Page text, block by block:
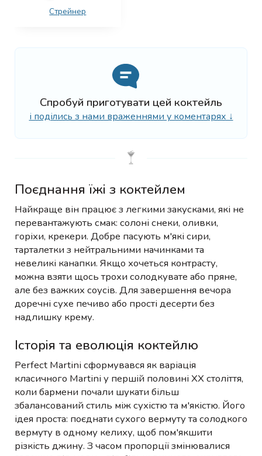
Стрейнер
Спробуй приготувати цей коктейль
і поділись з нами враженнями у коментарях ↓
Поєднання їжі з коктейлем
Найкраще він працює з легкими закусками, які не
перевантажують смак: солоні снеки, оливки,
горіхи, крекери. Добре пасують м'які сири,
тарталетки з нейтральними начинками та
невеликі канапки. Якщо хочеться контрасту,
можна взяти щось трохи солодкувате або пряне,
але без важких соусів. Для завершення вечора
доречні сухе печиво або прості десерти без
надлишку крему.
Історія та еволюція коктейлю
Perfect Martini сформувався як варіація
класичного Martini у першій половині XX століття,
коли бармени почали шукати більш
збалансований стиль між сухістю та м'якістю. Його
ідея проста: поєднати сухого вермуту та солодкого
вермуту в одному келиху, щоб пом'якшити
різкість джину. З часом пропорції змінювалися